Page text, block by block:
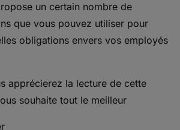
un certain nombre de
que vous pouvez utiliser pour
obligations envers vos employés
apprécierez la lecture de cette
souhaite tout le meilleur